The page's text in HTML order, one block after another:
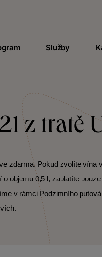
Služby
z tratě
zdarma. Pokud zvolíte vína
objemu 0,5 l, zaplatíte
v rámci Podzimního